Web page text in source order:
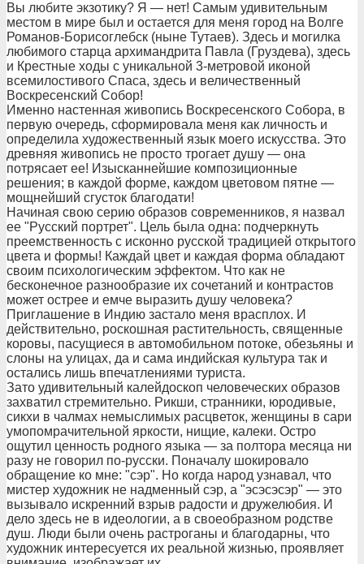
Вы любите экзотику? Я — нет! Самым удивительным
местом в мире был и остается для меня город на Волге
Романов-Борисоглебск (ныне Тутаев). Здесь и могилка
любимого старца архимандрита Павла (Груздева), здесь
и Крестные ходы с уникальной 3-метровой иконой
всемилостивого Спаса, здесь и величественный
Воскресенский Собор!
Именно настенная живопись Воскресенского Собора, в
первую очередь, сформировала меня как личность и
определила художественный язык моего искусства. Это
древняя живопись не просто трогает душу — она
потрясает ее! Изысканнейшие композиционные
решения; в каждой форме, каждом цветовом пятне —
мощнейший сгусток благодати!
Начиная свою серию образов современников, я назвал
ее "Русский портрет". Цель была одна: подчеркнуть
преемственность с исконно русской традицией открытого
цвета и формы! Каждай цвет и каждая форма обладают
своим психологическим эффектом. Что как не
бесконечное разнообразие их сочетаний и контрастов
может острее и емче выразить душу человека?
Приглашение в Индию застало меня врасплох. И
действительно, роскошная растительность, священные
коровы, пасущиеся в автомобильном потоке, обезьяны и
слоны на улицах, да и сама индийская культура так и
остались лишь впечатлениями туриста.
Зато удивительный калейдоскоп человеческих образов
захватил стремительно. Рикши, странники, юродивые,
сикхи в чалмах немыслимых расцветок, женщины в сари
умопомрачительной яркости, нищие, калеки. Остро
ощутил ценность родного языка — за полтора месяца ни
разу не говорил по-русски. Поначалу шокировало
обращение ко мне: "сэр". Но когда народ узнавал, что
мистер художник не надменный сэр, а "эсэсэсэр" — это
вызывало искренний взрыв радости и дружелюбия. И
дело здесь не в идеологии, а в своеобразном родстве
душ. Люди были очень растроганы и благодарны, что
художник интересуется их реальной жизнью, проявляет